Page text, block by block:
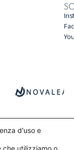
sito
d'uso e
che utilizziamo o